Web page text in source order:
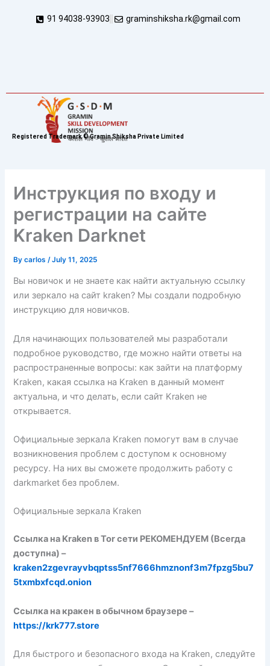
91 94038-93903 graminshiksha.rk@gmail.com
Registered Trademark © Gramin Shiksha Private Limited
Инструкция по входу и
регистрации на сайте
Kraken Darknet
Bycarlos/July 11, 2025
Вы новичок и не знаете как найти актуальную ссылку
или зеркало на сайт kraken? Мы создали подробную
инструкцию для новичков.
Для начинающих пользователей мы разработали
подробное руководство, где можно найти ответы на
распространенные вопросы: как зайти на платформу
Kraken, какая ссылка на Kraken в данный момент
актуальна, и что делать, если сайт Kraken не
открывается.
Официальные зеркала Kraken помогут вам в случае
возникновения проблем с доступом к основному
ресурсу. На них вы сможете продолжить работу с
darkmarket без проблем.
Официальные зеркала Kraken
Ссылка на Kraken в Tor сети РЕКОМЕНДУЕМ (Всегда
доступна) –
kraken2zgevrayvbqptss5nf7666hmznonf3m7fpzg5bu7
5txmbxfcqd.onion
Ссылка на кракен в обычном браузере –
https://krk777.store
Для быстрого и безопасного входа на Kraken, следуйте